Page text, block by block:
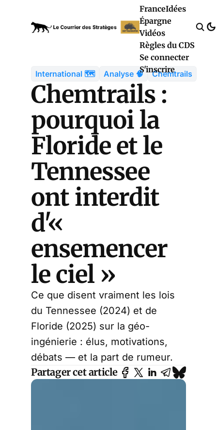
FranceIdées
Épargne
Vidéos
Règles du CDS
Se connecter
S'inscrire
International 🗺️ Analyse 🧠 Chemtrails
Chemtrails :
pourquoi la
Floride et le
Tennessee
ont interdit
d'«
ensemencer
le ciel »
Ce que disent vraiment les lois
du Tennessee (2024) et de
Floride (2025) sur la géo-
ingénierie : élus, motivations,
débats — et la part de rumeur.
Partager cet article